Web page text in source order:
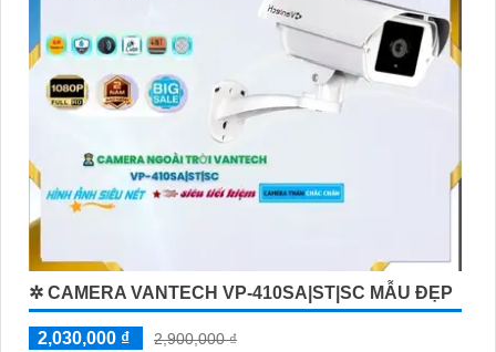
✲ CAMERA VANTECH VP-410SA|ST|SC MẪU ĐẸP
2,030,000 ₫
2,900,000 ₫